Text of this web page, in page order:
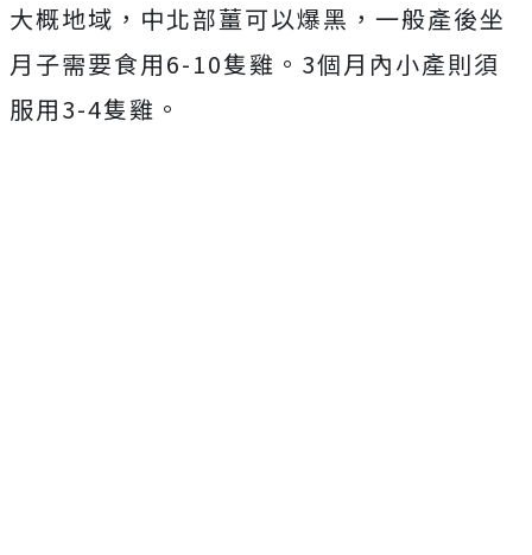
大概地域，中北部薑可以爆黑，一般產後坐
月子需要食用6-10隻雞。3個月內小產則須
服用3-4隻雞。